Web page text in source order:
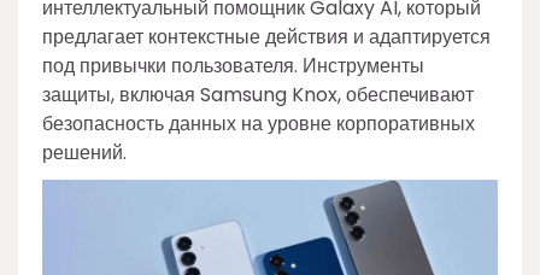
интеллектуальный помощник Galaxy AI, который
предлагает контекстные действия и адаптируется
под привычки пользователя. Инструменты
защиты, включая Samsung Knox, обеспечивают
безопасность данных на уровне корпоративных
решений.